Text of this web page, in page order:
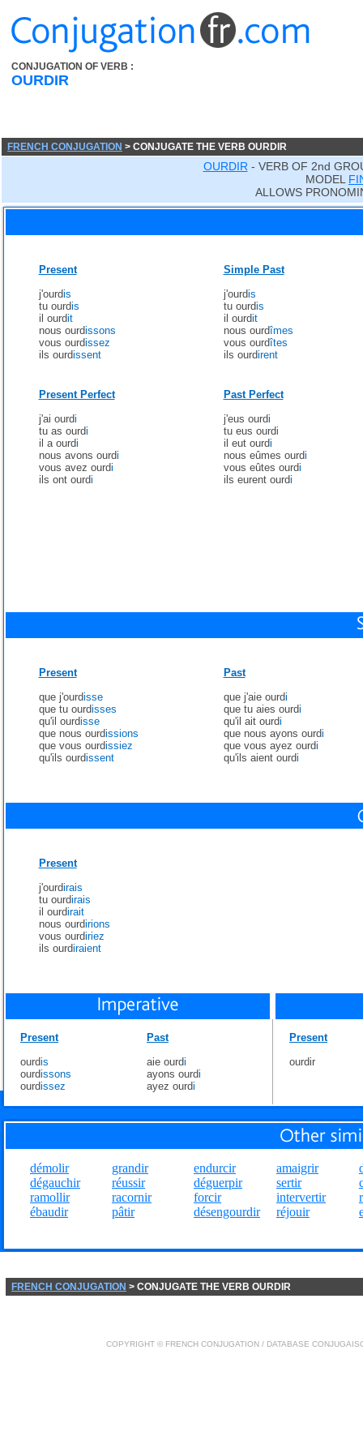
CONJUGATION OF VERB :
OURDIR
FRENCH CONJUGATION > CONJUGATE THE VERB OURDIR
OURDIR - VERB OF 2nd
MODEL
ALLOWS
Present
j'ourdis
tu ourdis
il ourdit
nous ourdissons
vous ourdissez
ils ourdissent
Simple Past
j'ourdis
tu ourdis
il ourdit
nous ourdîmes
vous ourdîtes
ils ourdirent
Present Perfect
j'ai ourdi
tu as ourdi
il a ourdi
nous avons ourdi
vous avez ourdi
ils ont ourdi
Past Perfect
j'eus ourdi
tu eus ourdi
il eut ourdi
nous eûmes ourdi
vous eûtes ourdi
ils eurent ourdi
Present
que j'ourdisse
que tu ourdisses
qu'il ourdisse
que nous ourdissions
que vous ourdissiez
qu'ils ourdissent
Past
que j'aie ourdi
que tu aies ourdi
qu'il ait ourdi
que nous ayons ourdi
que vous ayez ourdi
qu'ils aient ourdi
Present
j'ourdirais
tu ourdirais
il ourdirait
nous ourdirions
vous ourdiriez
ils ourdiraient
Present
ourdis
ourdissons
ourdissez
Past
aie ourdi
ayons ourdi
ayez ourdi
Present
ourdir
démolir
dégauchir
ramollir
ébaudir
grandir
réussir
racornir
pâtir
endurcir
déguerpir
forcir
désengourdir
amaigrir
sertir
intervertir
réjouir
FRENCH CONJUGATION > CONJUGATE THE VERB OURDIR
COPYRIGHT © FRENCH CONJUGATION / DATABASE